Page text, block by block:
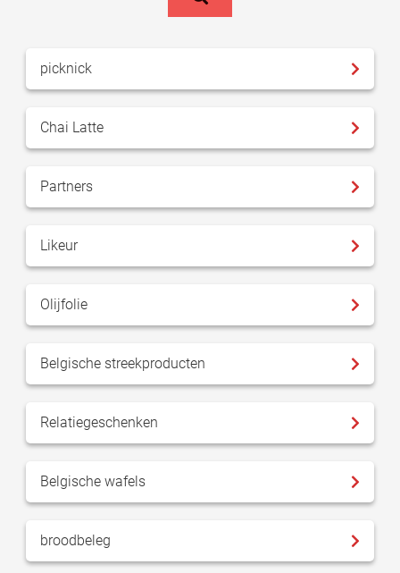
picknick
Chai Latte
Partners
Likeur
Olijfolie
Belgische streekproducten
Relatiegeschenken
Belgische wafels
broodbeleg